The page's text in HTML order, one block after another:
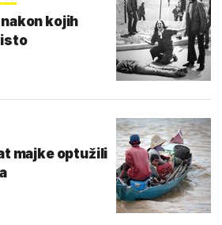
kojih
isto
majke optužili